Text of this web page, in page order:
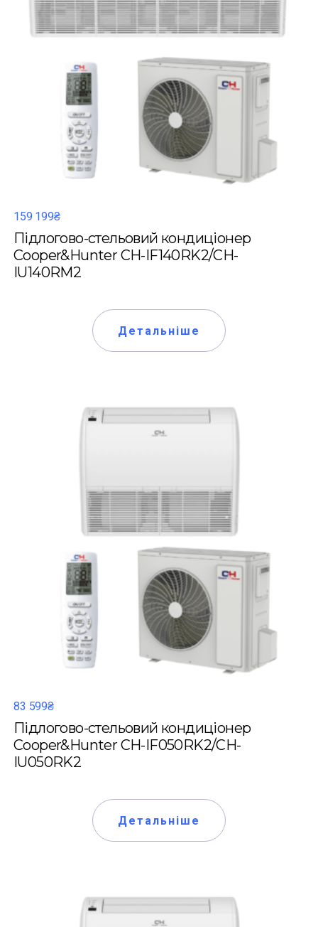
159 199₴
Підлогово-стельовий кондиціонер
Cooper&Hunter CH-IF140RK2/CH-
IU140RM2
Детальніше
83 599₴
Підлогово-стельовий кондиціонер
Cooper&Hunter CH-IF050RK2/CH-
IU050RK2
Детальніше